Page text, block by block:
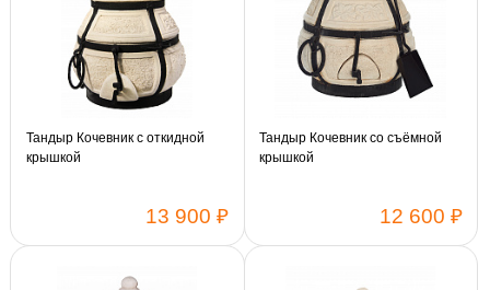
Тандыр Кочевник с откидной
крышкой
13 900 ₽
Тандыр Кочевник со съёмной
крышкой
12 600 ₽